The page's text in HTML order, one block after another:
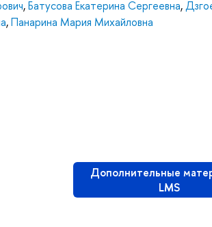
,Батусова Екатерина Сергеевна,
,Панарина Мария Михайловна
Дополнительные
LMS